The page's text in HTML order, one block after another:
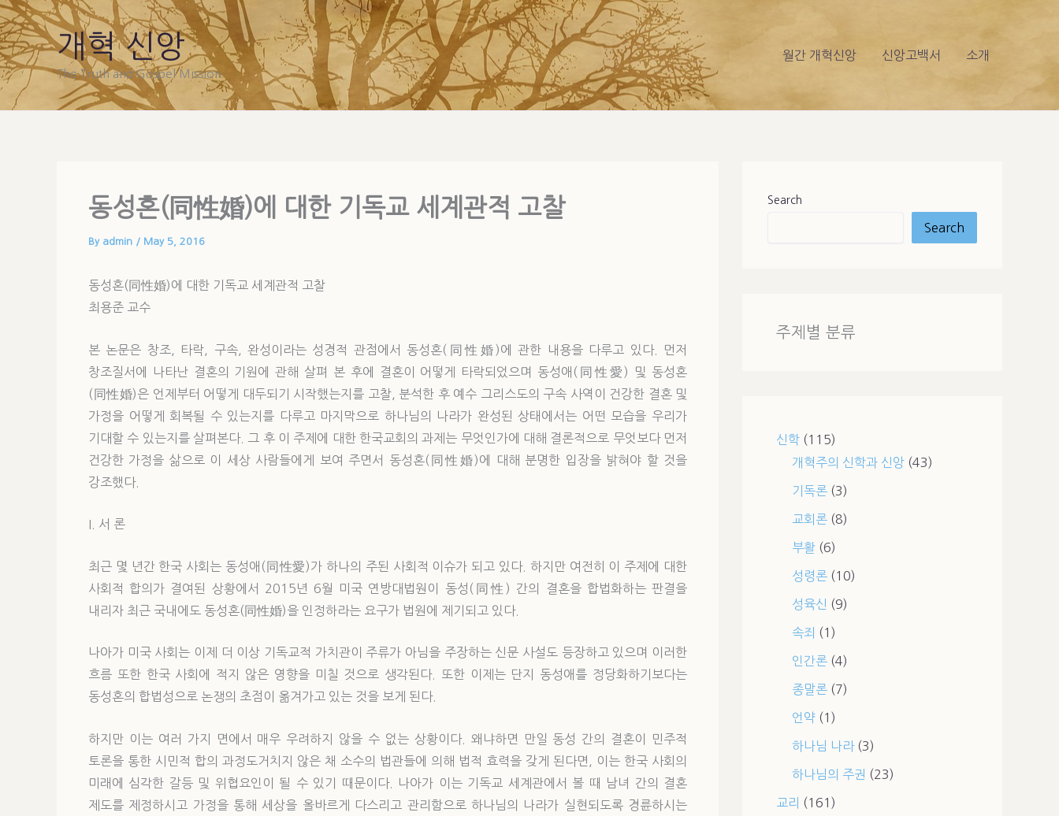
Skip
to
content
개혁 신앙
The Truth and Gospel Mission
월간 개혁신앙 신앙고백서 소개
동성혼(同性婚)에 대한 기독교 세계관적 고찰
By admin / May 5, 2016
동성혼(同性婚)에 대한 기독교 세계관적 고찰
최용준 교수
본 논문은 창조, 타락, 구속, 완성이라는 성경적 관점에서 동성혼(同性婚)에 관한 내용을 다루고 있다. 먼저
창조질서에 나타난 결혼의 기원에 관해 살펴 본 후에 결혼이 어떻게 타락되었으며 동성애(同性愛) 및 동성혼
(同性婚)은 언제부터 어떻게 대두되기 시작했는지를 고찰, 분석한 후 예수 그리스도의 구속 사역이 건강한 결혼 및
가정을 어떻게 회복될 수 있는지를 다루고 마지막으로 하나님의 나라가 완성된 상태에서는 어떤 모습을 우리가
기대할 수 있는지를 살펴본다. 그 후 이 주제에 대한 한국교회의 과제는 무엇인가에 대해 결론적으로 무엇보다 먼저
건강한 가정을 삶으로 이 세상 사람들에게 보여 주면서 동성혼(同性婚)에 대해 분명한 입장을 밝혀야 할 것을
강조했다.
I. 서 론
최근 몇 년간 한국 사회는 동성애(同性愛)가 하나의 주된 사회적 이슈가 되고 있다. 하지만 여전히 이 주제에 대한
사회적 합의가 결여된 상황에서 2015년 6월 미국 연방대법원이 동성(同性) 간의 결혼을 합법화하는 판결을
내리자 최근 국내에도 동성혼(同性婚)을 인정하라는 요구가 법원에 제기되고 있다.
나아가 미국 사회는 이제 더 이상 기독교적 가치관이 주류가 아님을 주장하는 신문 사설도 등장하고 있으며 이러한
흐름 또한 한국 사회에 적지 않은 영향을 미칠 것으로 생각된다. 또한 이제는 단지 동성애를 정당화하기보다는
동성혼의 합법성으로 논쟁의 초점이 옮겨가고 있는 것을 보게 된다.
하지만 이는 여러 가지 면에서 매우 우려하지 않을 수 없는 상황이다. 왜냐하면 만일 동성 간의 결혼이 민주적
토론을 통한 시민적 합의 과정도거치지 않은 채 소수의 법관들에 의해 법적 효력을 갖게 된다면, 이는 한국 사회의
미래에 심각한 갈등 및 위협요인이 될 수 있기 때문이다. 나아가 이는 기독교 세계관에서 볼 때 남녀 간의 결혼
제도를 제정하시고 가정을 통해 세상을 올바르게 다스리고 관리함으로 하나님의 나라가 실현되도록 경륜하시는
Search
Search
주제별 분류
신학(115)
개혁주의 신학과 신앙(43)
기독론(3)
교회론(8)
부활(6)
성령론(10)
성육신 (9)
속죄 (1)
인간론(4)
종말론(7)
언약(1)
하나님 나라(3)
하나님의 주권 (23)
교리 (161)